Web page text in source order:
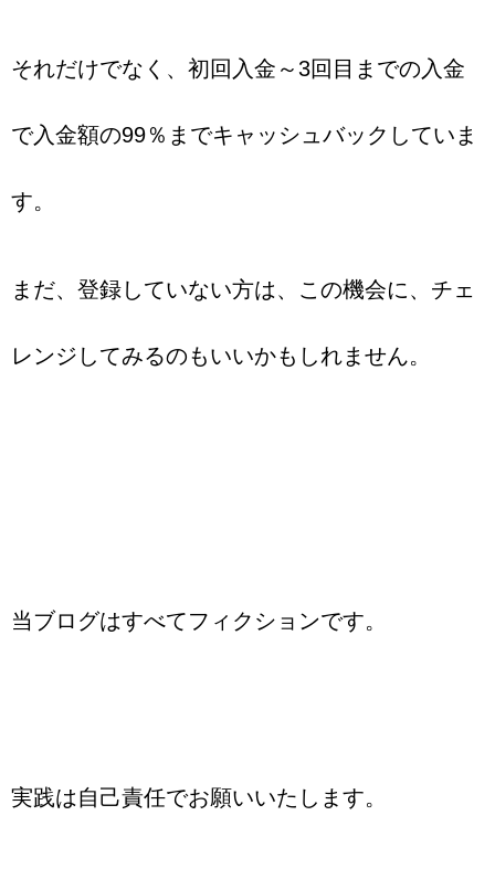
それだけでなく、初回入金～3回目までの入金
で入金額の99％までキャッシュバックしていま
す。
まだ、登録していない方は、この機会に、チェ
レンジしてみるのもいいかもしれません。
当ブログはすべてフィクションです。
実践は自己責任でお願いいたします。